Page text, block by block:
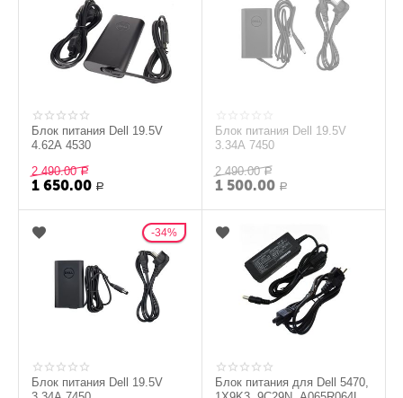
Блок питания Dell 19.5V
4.62A 4530
2 490.00 Р
1 650.00 Р
Блок питания Dell 19.5V
3.34A 7450
2 490.00 Р
1 500.00 Р
34%
Блок питания Dell 19.5V
Блок питания для Dell 5470,